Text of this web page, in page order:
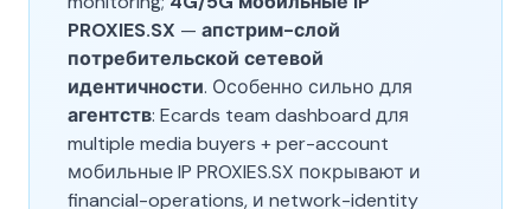
PROXIES.SX — апстрим-слой
потребительской сетевой
идентичности. Особенно сильно для
агентств: Ecards team dashboard для
multiple media buyers + per-account
мобильные IP PROXIES.SX покрывают и
financial-operations, и network-identity